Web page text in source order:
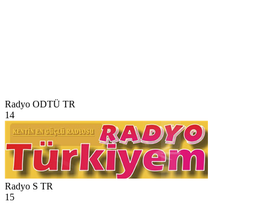
Radyo ODTÜ TR
14
Radyo S TR
15